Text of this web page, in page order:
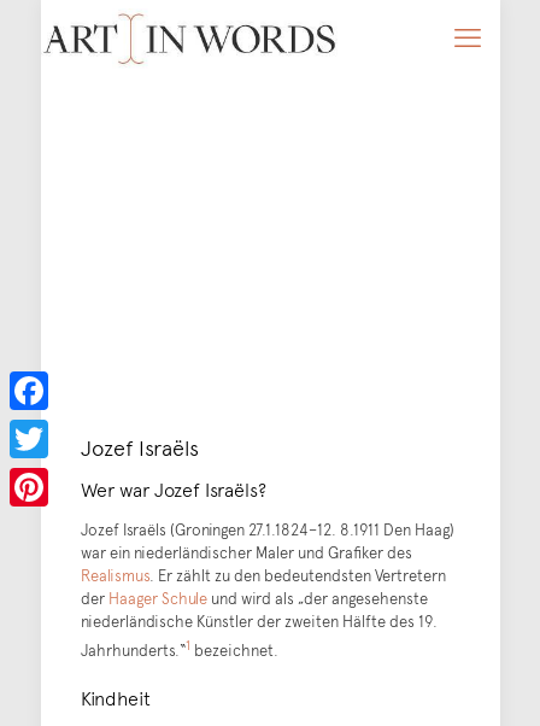
Jozef Israëls
Wer war Jozef Israëls?
Jozef Israëls (Groningen 27.1.1824–12. 8.1911 Den Haag)
war ein niederländischer Maler und Grafiker des
Realismus. Er zählt zu den bedeutendsten Vertretern
der Haager Schuleund wird als „der angesehenste
niederländische Künstler der zweiten Hälfte des 19.
Jahrhunderts.“1 bezeichnet.
Kindheit
Facebook
Twitter